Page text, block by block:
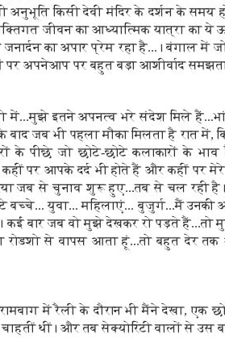
किसी देवी मंदिर के दर्शन के समय
जीवन का आध्यात्मिक यात्रा का ये
का अपार प्रेम रहा है...। बंगाल में
अपनेआप पर बहुत बड़ा आशीर्वाद
में...मुझे इतने अपनत्व भरे संदेश मिले
जब भी पहला मौका मिलता है रात में,
के पीछे जो छोटे-छोटे कलाकारों के
पर आपके दर्द भी होते हैं और कहीं पर
जब से चुनाव शुरू हुए...तब से चल रही
बच्चे... युवा... महिलाएं... बुजुर्ग...मैं
कई बार जब वो मुझे देखकर रो पड़ते हैं...तो
रोडशो से वापस आता हूं...तो बहुत देर
में रैली के दौरान भी मैंने देखा, एक
थीं। और तब सेक्योरिटी वालों से उस